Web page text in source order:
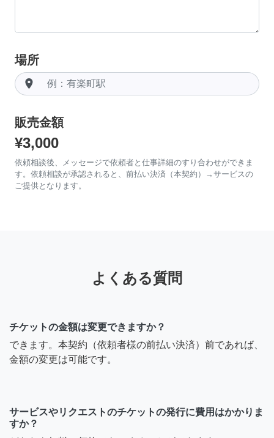
場所
room
販売金額
¥3,000
依頼相談後、メッセージで依頼者と仕事詳細のすり合わせができま
す。依頼相談が承認されると、前払い決済（本契約）→サービスの
ご提供となります。
よくある質問
チケットの金額は変更できますか？
できます。本契約（依頼者様の前払い決済）前であれば、
金額の変更は可能です。
サービスやリクエストのチケットの発行に費用はかかりま
すか？